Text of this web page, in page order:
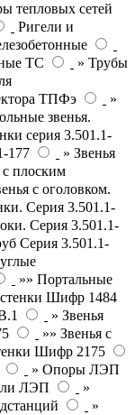
тепловых сетей
Ригели и
ТС
» Трубы
ТПФэ
»
звенья.
серия 3.501.1-
177
» Звенья
с плоским
с оголовком.
Серия 3.501.1-
Серия 3.501.1-
Серия 3.501.1-
»» Портальные
Шифр 1484
» Звенья
»» Звенья с
Шифр 2175
» Опоры ЛЭП
ЛЭП
»
»